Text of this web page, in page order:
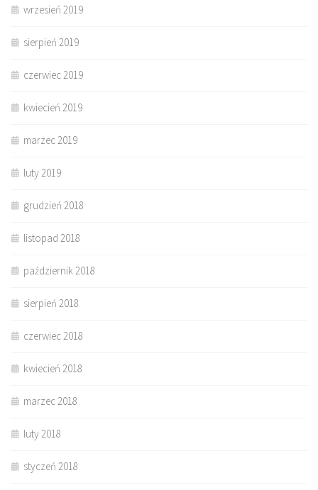
wrzesień 2019
sierpień 2019
czerwiec 2019
kwiecień 2019
marzec 2019
luty 2019
grudzień 2018
listopad 2018
październik 2018
sierpień 2018
czerwiec 2018
kwiecień 2018
marzec 2018
luty 2018
styczeń 2018